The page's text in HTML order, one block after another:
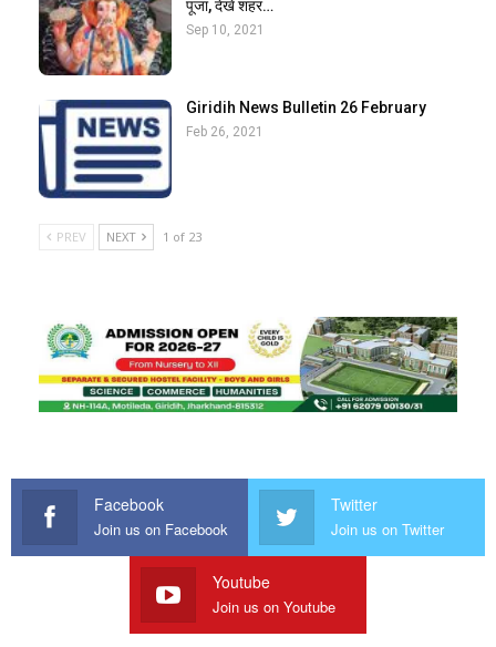
पूजा, देखें शहर…
Sep 10, 2021
Giridih News Bulletin 26 February
Feb 26, 2021
PREV NEXT 1 of 23
Facebook
Join us on Facebook
Twitter
Join us on Twitter
Youtube
Join us on Youtube